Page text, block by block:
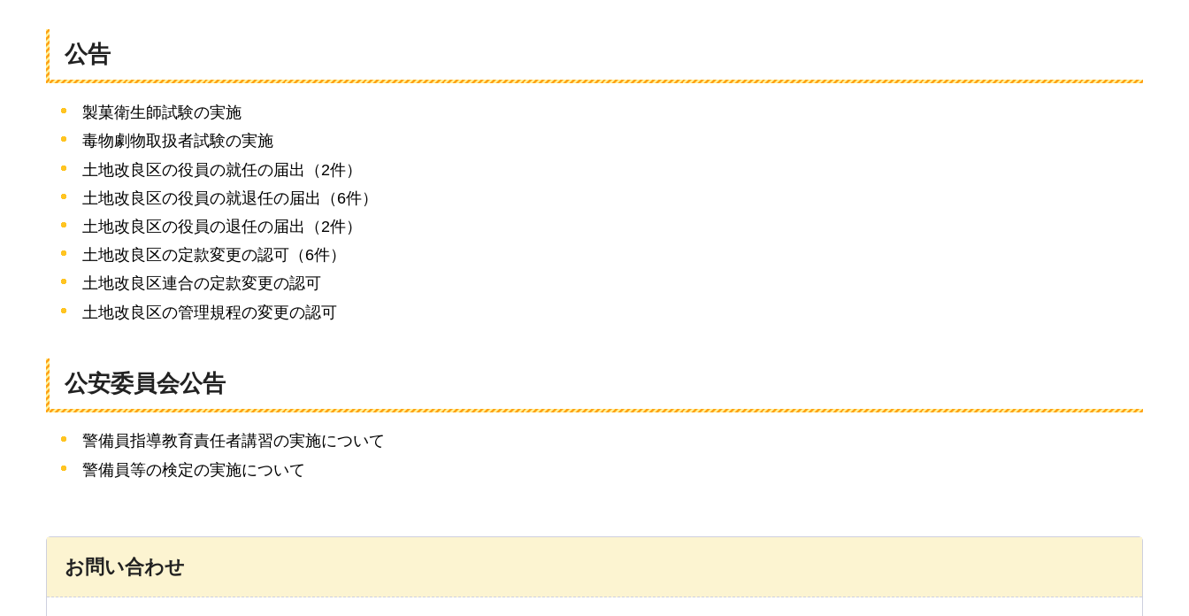
公告
製菓衛生師試験の実施
毒物劇物取扱者試験の実施
土地改良区の役員の就任の届出（2件）
土地改良区の役員の就退任の届出（6件）
土地改良区の役員の退任の届出（2件）
土地改良区の定款変更の認可（6件）
土地改良区連合の定款変更の認可
土地改良区の管理規程の変更の認可
公安委員会公告
警備員指導教育責任者講習の実施について
警備員等の検定の実施について
お問い合わせ